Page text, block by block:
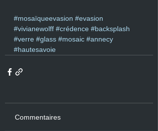
#mosaïqueevasion #evasion
#vivianewolff #crédence #backsplash
#verre #glass #mosaic #annecy
#hautesavoie
Commentaires